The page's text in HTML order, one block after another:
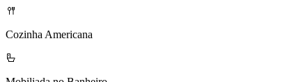
Cozinha Americana